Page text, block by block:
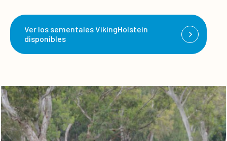
Ver los sementales VikingHolstein
disponibles